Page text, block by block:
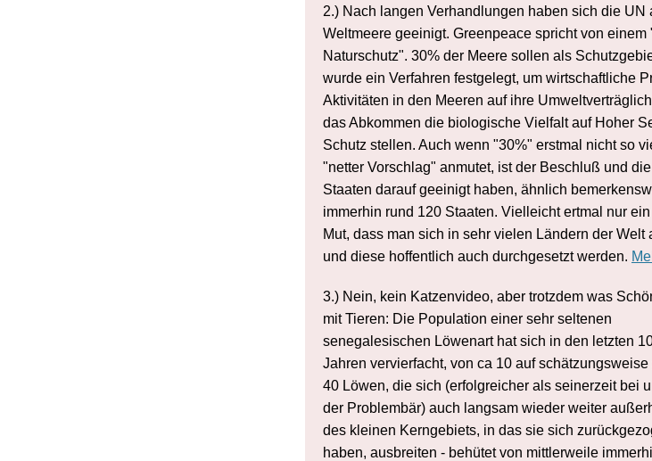
2.) Nach langen Verhandlungen haben sich die UN
Weltmeere geeinigt. Greenpeace spricht von einem
Naturschutz". 30% der Meere sollen als
wurde ein Verfahren festgelegt, um wirtschaftliche
Aktivitäten in den Meeren auf ihre
das Abkommen die biologische Vielfalt auf Hoher
Schutz stellen. Auch wenn "30%" erstmal nicht so
"netter Vorschlag" anmutet, ist der Beschluß und
Staaten darauf geeinigt haben, ähnlich
immerhin rund 120 Staaten. Vielleicht ertmal nur
Mut, dass man sich in sehr vielen Ländern der
und diese hoffentlich auch durchgesetzt werden.
3.) Nein, kein Katzenvideo, aber trotzdem was
mit Tieren: Die Population einer sehr seltenen
senegalesischen Löwenart hat sich in den letzten
Jahren vervierfacht, von ca 10 auf schätzungsweise
40 Löwen, die sich (erfolgreicher als seinerzeit bei
der Problembär) auch langsam wieder weiter
des kleinen Kerngebiets, in das sie sich
haben, ausbreiten - behütet von mittlerweile